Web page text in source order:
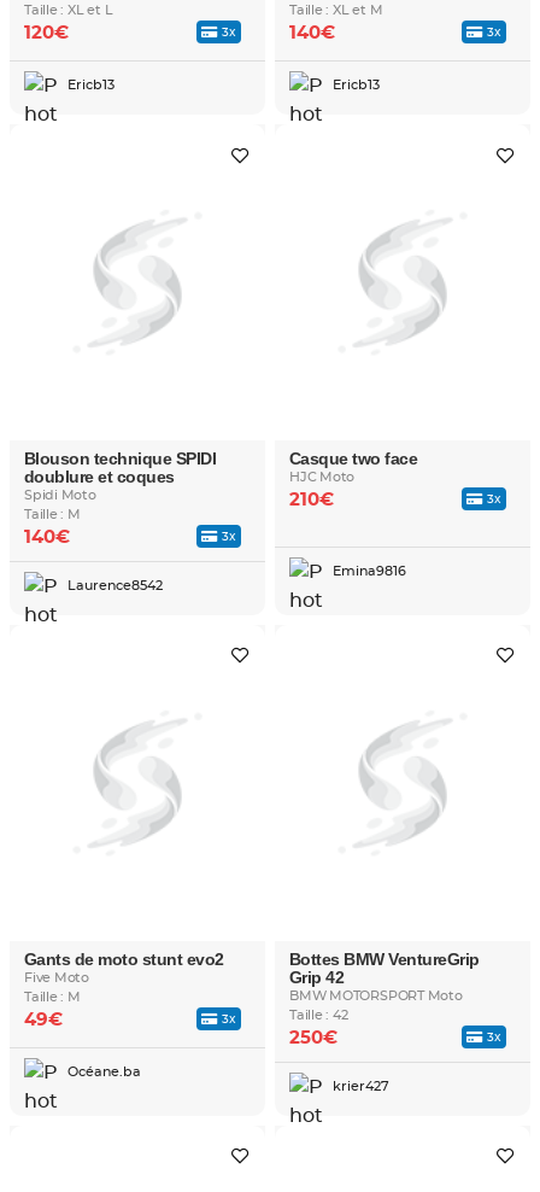
Taille : XL et L
3x
120€
Ericb13
Taille : XL et M
3x
140€
Ericb13
Blouson technique SPIDI
doublure et coques
Spidi Moto
Taille : M
3x
140€
Laurence8542
Casque two face
HJC Moto
3x
210€
Emina9816
Gants de moto stunt evo2
Five Moto
Taille : M
3x
49€
Océane.ba
Bottes BMW VentureGrip
Grip 42
BMW MOTORSPORT Moto
Taille : 42
3x
250€
krier427